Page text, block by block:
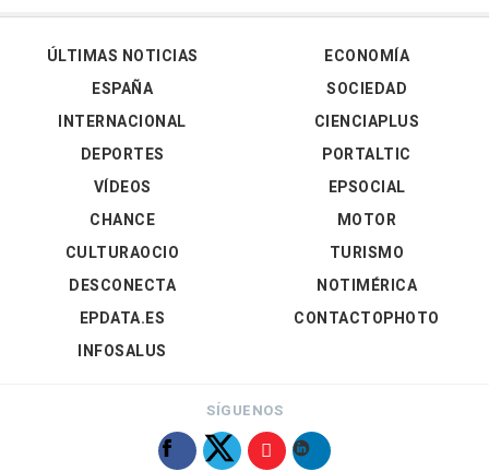
ÚLTIMAS NOTICIAS
ESPAÑA
INTERNACIONAL
DEPORTES
VÍDEOS
ECONOMÍA
SOCIEDAD
CIENCIAPLUS
PORTALTIC
EPSOCIAL
CHANCE
CULTURAOCIO
DESCONECTA
EPDATA.ES
INFOSALUS
MOTOR
TURISMO
NOTIMÉRICA
CONTACTOPHOTO
SÍGUENOS